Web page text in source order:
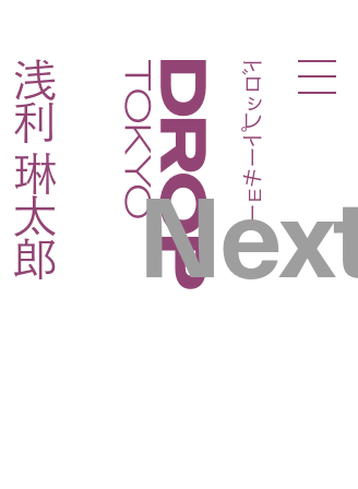
Droptokyo ドロップトーキョー
浅利 琳太郎